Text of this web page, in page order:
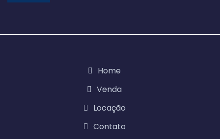
Home
Venda
Locação
Contato